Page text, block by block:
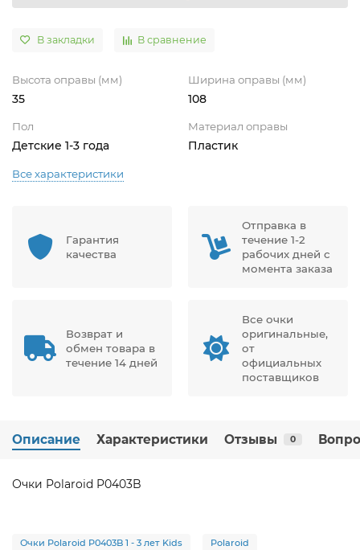
В закладки В сравнение
Высота оправы (мм)
35
Ширина оправы (мм)
108
Пол
Детские 1-3 года
Материал оправы
Пластик
Все характеристики
Гарантия
качества
Отправка в
течение 1-2
рабочих дней с
момента заказа
Возврат и
обмен товара в
течение 14 дней
Все очки
оригинальные,
от
официальных
поставщиков
Описание Характеристики Отзывы 0
Очки Polaroid P0403B
Очки Polaroid P0403B 1 - 3 лет Kids Polaroid